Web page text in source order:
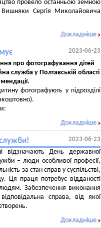
провело останньою земною
Сергія Миколайовича
Докладніше
2023-06-23
про фотографування дітей
служба у Полтавській області
фотографують у підрозділі
Докладніше
2023-06-23
відзначають День державної
– люди особливої професії,
за стан справ у суспільстві,
Ця праця потребує відданості
Забезпечення виконання
справа, від якої
Докладніше